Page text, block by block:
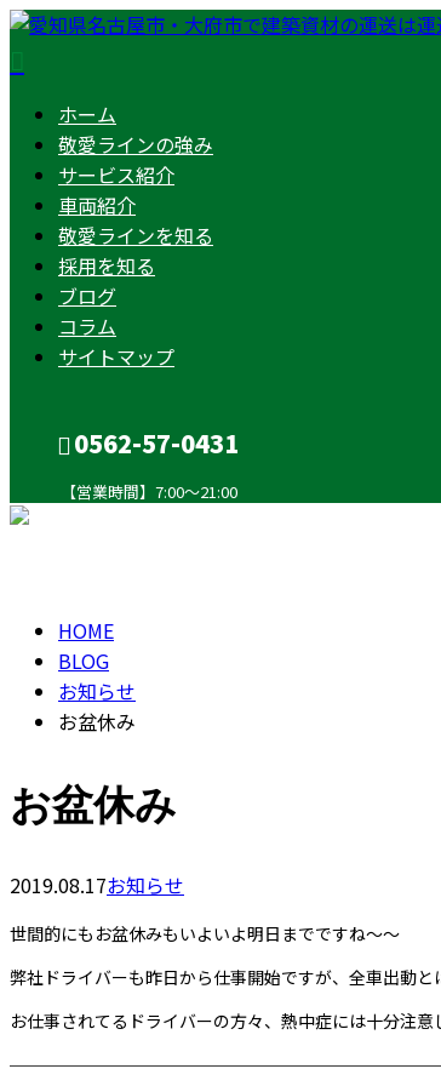
ホーム
敬愛ラインの強み
サービス紹介
車両紹介
敬愛ラインを知る
採用を知る
ブログ
コラム
サイトマップ
0562-57-0431
【営業時間】7:00～21:00
HOME
BLOG
お知らせ
お盆休み
お盆休み
2019.08.17お知らせ
世間的にもお盆休みもいよいよ明日までですね〜〜
弊社ドライバーも昨日から仕事開始ですが、全車出動と
お仕事されてるドライバーの方々、熱中症には十分注意